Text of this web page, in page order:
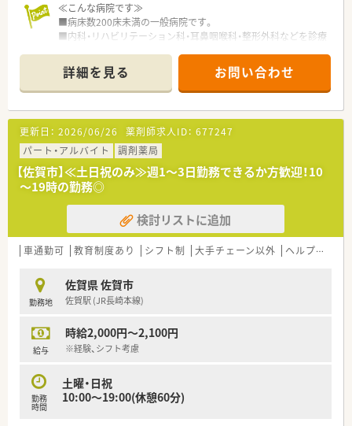
≪こんな病院です≫
■病床数200床未満の一般病院です。
■内科・リハビリテーション科・耳鼻咽喉科・整形外科などを診療
す。
■育児休暇や24時間託児所があり、子育てとの両立が可能な働
きやすい職場づくりに力を入れています。
≪業務について≫
■調剤・鑑査、注射製剤業務、病棟業務、服薬指導、入院時、持参薬
の検薬、DI業務をお願いします。
■薬剤師は常勤3名、パート1名体制です。
■電子カルテやその他の機器も導入していますので、働きやすい
職場です。
＜勤務シフト＞
■貴重な土日休みです。
■週4～5日勤務できる方歓迎です。
始業を10時することも可能です。
詳細を見る お問い合わせ
更新日： 2026/06/26 薬剤師求人ID： 677247
パート・アルバイト
調剤薬局
【佐賀市】≪土日祝のみ≫週1～3日勤務できるか方歓迎！10
～19時の勤務◎
検討リストに追加
車通勤可 教育制度あり シフト制 大手チェーン以外 ヘルプ体制充実
勤務地
佐賀県 佐賀市
佐賀駅 (JR長崎本線)
給与
時給2,000円～2,100円
※経験、シフト考慮
勤務
時間
土曜・日祝
10:00～19:00(休憩60分)